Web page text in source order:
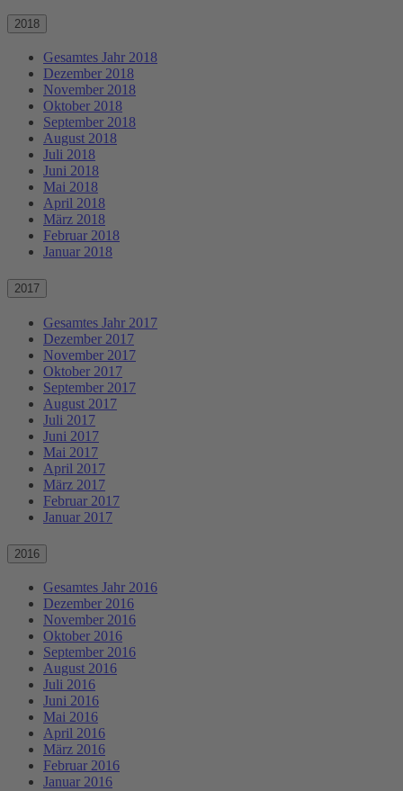
2018
Gesamtes Jahr 2018
Dezember 2018
November 2018
Oktober 2018
September 2018
August 2018
Juli 2018
Juni 2018
Mai 2018
April 2018
März 2018
Februar 2018
Januar 2018
2017
Gesamtes Jahr 2017
Dezember 2017
November 2017
Oktober 2017
September 2017
August 2017
Juli 2017
Juni 2017
Mai 2017
April 2017
März 2017
Februar 2017
Januar 2017
2016
Gesamtes Jahr 2016
Dezember 2016
November 2016
Oktober 2016
September 2016
August 2016
Juli 2016
Juni 2016
Mai 2016
April 2016
März 2016
Februar 2016
Januar 2016